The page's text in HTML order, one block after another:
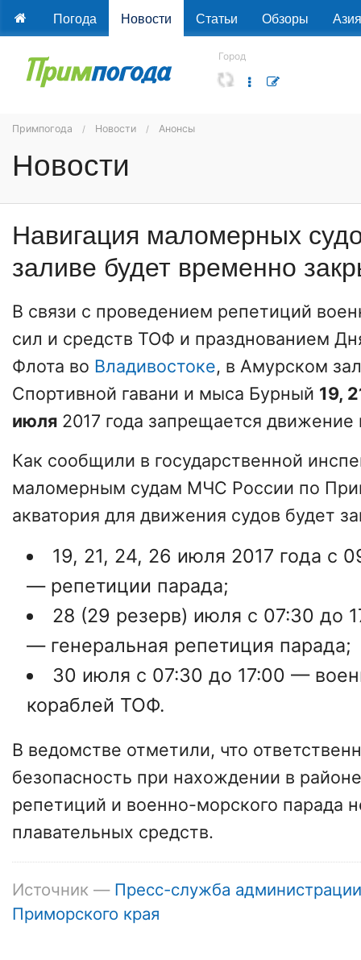
Погода Новости Статьи Обзоры Азия
Город
Примпогода Новости Анонсы
Новости
Навигация маломерных
заливе будет временно
В связи с проведением репетиций
сил и средств ТОФ и празднованием
Флота во Владивостоке, в Амурском
Спортивной гавани и мыса Бурный 19,
июля 2017 года запрещается движение
Как сообщили в государственной
маломерным судам МЧС России по
акватория для движения судов будет
19, 21, 24, 26 июля 2017 года с
— репетиции парада;
28 (29 резерв) июля с 07:30 до
— генеральная репетиция парада;
30 июля с 07:30 до 17:00 —
кораблей ТОФ.
В ведомстве отметили, что
безопасность при нахождении в
репетиций и военно-морского парада
плавательных средств.
Источник — Пресс-служба администрации
Приморского края